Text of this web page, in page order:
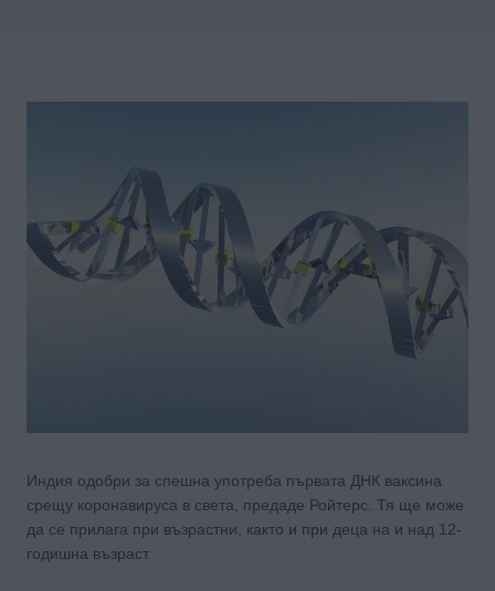
Индия одобри за спешна употреба първата ДНК ваксина
срещу коронавируса в света, предаде Ройтерс. Тя ще може
да се прилага при възрастни, както и при деца на и над 12-
годишна възраст.